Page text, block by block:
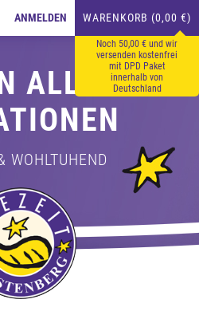
ANMELDEN WARENKORB (0,00 €)
Noch 50,00 € und wir
versenden kostenfrei
mit DPD Paket
innerhalb von
Deutschland
ALLEN
WOHLTUHEND